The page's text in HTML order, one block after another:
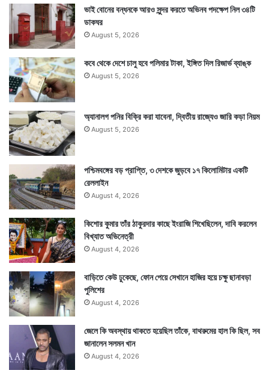
ভাই বোনের বন্ধনকে আরও সুন্দর করতে অভিনব পদক্ষেপ নিল ৩৪টি
ডাকঘর
August 5, 2026
কবে থেকে দেশে চালু হবে পলিমার টাকা, ইঙ্গিত দিল রিজার্ভ ব্যাঙ্ক
August 5, 2026
অ্যানালগ পনির বিক্রি করা যাবেনা, দ্বিতীয় রাজ্যেও জারি কড়া নিয়ম
August 5, 2026
পশ্চিমবঙ্গের বড় প্রাপ্তি, ৩ দেশকে জুড়বে ১৭ কিলোমিটার একটি
রেললাইন
August 4, 2026
কিশোর কুমার তাঁর ঠাকুরদার কাছে ইংরাজি শিখেছিলেন, দাবি করলেন
বিখ্যাত অভিনেত্রী
August 4, 2026
বাড়িতে কেউ ঢুকেছে, ফোন পেয়ে সেখানে হাজির হয়ে চক্ষু ছানাবড়া
পুলিশের
August 4, 2026
জেলে কি অবস্থায় থাকতে হয়েছিল তাঁকে, বাথরুমের হাল কি ছিল, সব
জানালেন সলমন খান
August 4, 2026